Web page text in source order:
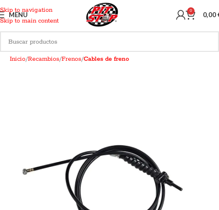
Skip to navigation
Skip to main content
MENU 0 0,00
Inicio Recambios Frenos Cables de freno